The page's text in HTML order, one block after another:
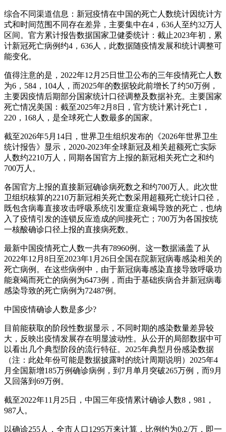
综合不同渠道信息：新冠疫情在中国的死亡人数统计因统计方
式和时间范围不同存在差异，主要集中在4，636人至约32万人
区间。官方累计报告数据国家卫健委统计：截止2023年初，累
计新冠死亡病例约4，636人，此数据随疫情发展和统计调整可
能变化。
值得注意的是，2022年12月25日世卫公布的三年疫情死亡人数
为6，584，104人，而2025年的数据较此前增长了约50万例，
主要因疫情后期部分国家统计口径调整及数据补充。主要国家
死亡情况美国：截至2025年2月8日，官方统计累计死亡1，
220，168人，是全球死亡人数最多的国家。
截至2026年5月14日，世界卫生组织发布的《2026年世界卫生
统计报告》显示，2020-2023年全球新冠及相关超额死亡实际
人数约2210万人，同期各国官方上报的新冠相关死亡之和约
700万人。
各国官方上报的直接新冠确诊病死数之和约700万人。此次世
卫组织核算的2210万新冠相关死亡数采用超额死亡统计口径，
既包含病毒直接攻击呼吸系统引发重症衰竭导致的死亡，也纳
入了疫情引发的连锁反应造成的间接死亡；700万为各国按统
一核酸确诊口径上报的直接病死数。
最新中国疫情死亡人数一共有78960例。这一数据涵盖了从
2022年12月8日至2023年1月26日全国在院新冠病毒感染相关的
死亡病例。在这些病例中，由于新冠病毒感染直接导致呼吸功
能衰竭而死亡的病例为6473例，而由于基础疾病合并新冠病毒
感染导致的死亡病例为72487例。
中国疫情确诊人数是多少?
目前能获取的阶段性数据显示，不同时期的感染数量差异较
大，反映出疫情发展存在明显波动性。从公开的局部数据中可
以看出几个典型阶段的流行特征。2025年典型月份感染数据
（注：此处年份可能是数据披露时的统计周期说明）2025年4
月全国新增185万例确诊病例，到7月单月突破265万例，而9月
又回落到69万例。
截至2022年11月25日，中国三年疫情累计确诊人数8，981，
987人。
以确诊255人，全市人口1295万来计算，比例约为0.2/万，即一